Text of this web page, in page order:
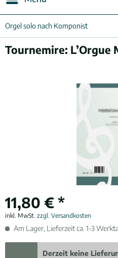
Orgel solo nach Komponist
Tournemire: L’Orgue
11,80 € *
inkl. MwSt. zzgl. Versandkosten
Am Lager, Lieferzeit ca. 1-3
Derzeit keine